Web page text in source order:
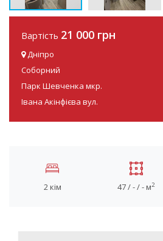
Вартість 21 000 грн
Дніпро
Соборний
Парк Шевченка мкр.
Івана Акінфієва вул.
2 кім 47 / - / - м2